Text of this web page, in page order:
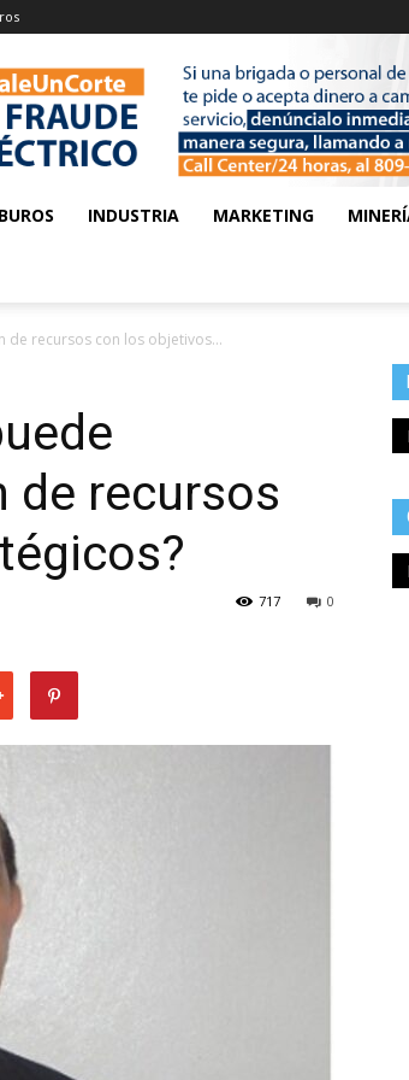
INDUSTRIA MARKETING
de recursos con los objetivos...
de recursos
0
717